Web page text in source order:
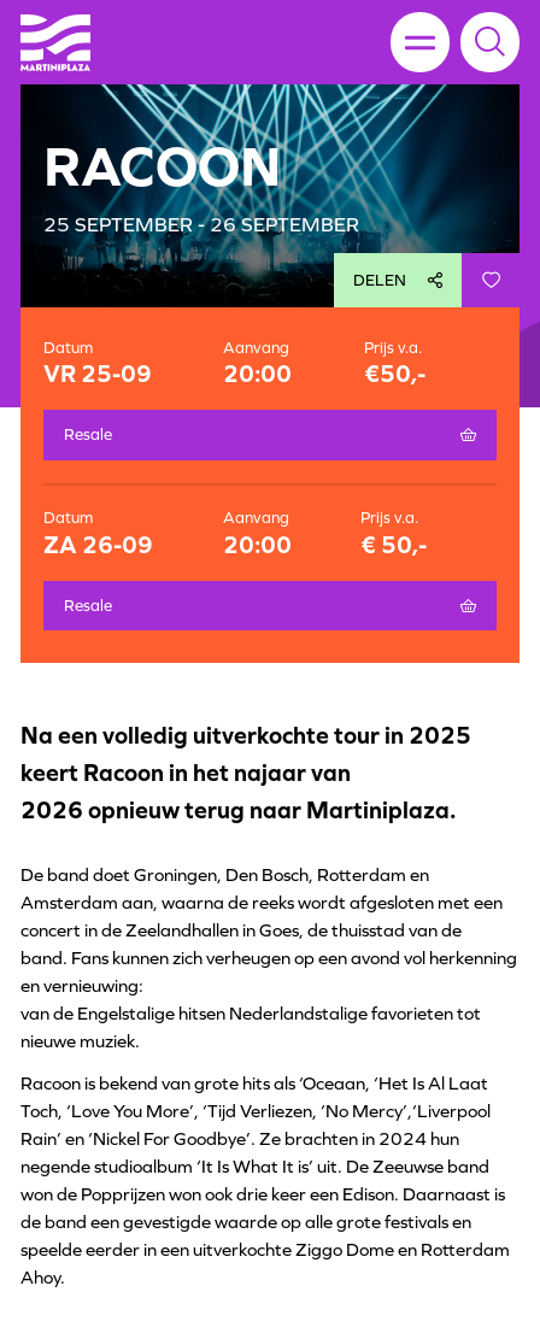
RACOON
25 SEPTEMBER - 26 SEPTEMBER
Na een volledig uitverkochte tour in 2025
keert Racoon in het najaar van
2026 opnieuw terug naar Martiniplaza.
De band doet Groningen, Den Bosch, Rotterdam en
Amsterdam aan, waarna de reeks wordt afgesloten met een
concert in de Zeelandhallen in Goes, de thuisstad van de
band. Fans kunnen zich verheugen op een avond vol herkenning
en vernieuwing:
van de Engelstalige hitsen Nederlandstalige favorieten tot
nieuwe muziek.
Racoon is bekend van grote hits als ‘Oceaan, ‘Het Is Al Laat
Toch, ‘Love You More’, ‘Tijd Verliezen, ‘No Mercy’,‘Liverpool
Rain’ en ‘Nickel For Goodbye’. Ze brachten in 2024 hun
negende studioalbum ‘It Is What It is’ uit. De Zeeuwse band
won de Popprijzen won ook drie keer een Edison. Daarnaast is
de band een gevestigde waarde op alle grote festivals en
speelde eerder in een uitverkochte Ziggo Dome en Rotterdam
Ahoy.
DELEN
Datum
VR 25-09
Aanvang
20:00
Prijs v.a.
€50,-
Resale
Datum
ZA 26-09
Aanvang
20:00
Prijs v.a.
€ 50,-
Resale